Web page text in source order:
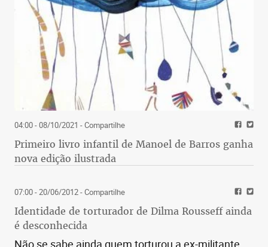
04:00 - 08/10/2021 - Compartilhe
Primeiro livro infantil de Manoel de Barros ganha
nova edição ilustrada
07:00 - 20/06/2012- Compartilhe
Identidade de torturador de Dilma Rousseff ainda
é desconhecida
Não se sabe ainda quem torturou a ex-militante